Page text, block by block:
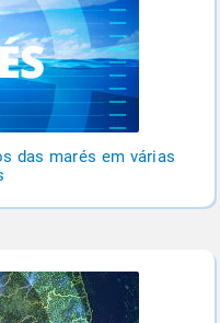
das marés em várias